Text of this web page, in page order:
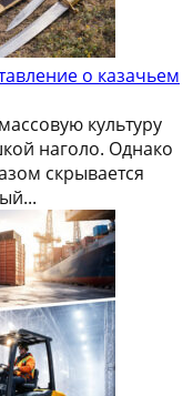
о казачьем
культуру
наголо. Однако
скрывается